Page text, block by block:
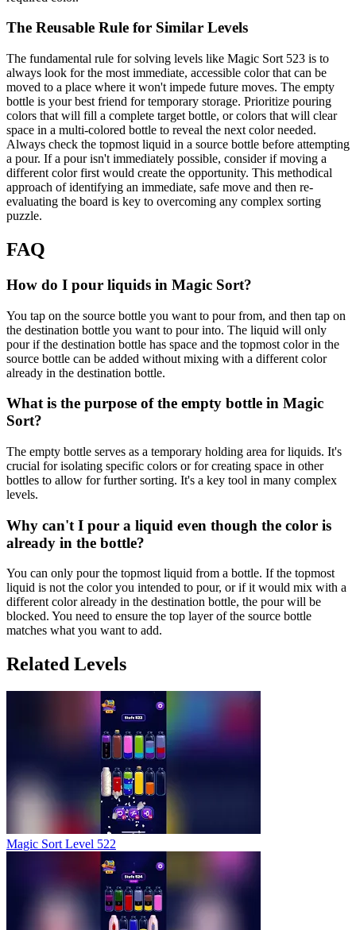
The Reusable Rule for Similar Levels
The fundamental rule for solving levels like Magic Sort 523 is to
always look for the most immediate, accessible color that can be
moved to a place where it won't impede future moves. The empty
bottle is your best friend for temporary storage. Prioritize pouring
colors that will fill a complete target bottle, or colors that will clear
space in a multi-colored bottle to reveal the next color needed.
Always check the topmost liquid in a source bottle before attempting
a pour. If a pour isn't immediately possible, consider if moving a
different color first would create the opportunity. This methodical
approach of identifying an immediate, safe move and then re-
evaluating the board is key to overcoming any complex sorting
puzzle.
FAQ
How do I pour liquids in Magic Sort?
You tap on the source bottle you want to pour from, and then tap on
the destination bottle you want to pour into. The liquid will only
pour if the destination bottle has space and the topmost color in the
source bottle can be added without mixing with a different color
already in the destination bottle.
What is the purpose of the empty bottle in Magic
Sort?
The empty bottle serves as a temporary holding area for liquids. It's
crucial for isolating specific colors or for creating space in other
bottles to allow for further sorting. It's a key tool in many complex
levels.
Why can't I pour a liquid even though the color is
already in the bottle?
You can only pour the topmost liquid from a bottle. If the topmost
liquid is not the color you intended to pour, or if it would mix with a
different color already in the destination bottle, the pour will be
blocked. You need to ensure the top layer of the source bottle
matches what you want to add.
Related Levels
Magic Sort Level 522